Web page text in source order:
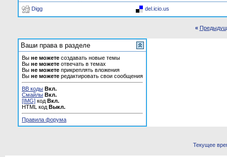
Digg del.icio.us
«
Ваши права в разделе
Вы не можете создавать новые темы
Вы не можете отвечать в темах
Вы не можете прикреплять вложения
Вы не можете редактировать свои сообщения
BB коды Вкл.
Смайлы Вкл.
[IMG] код Вкл.
HTML код Выкл.
Правила форума
Текущее